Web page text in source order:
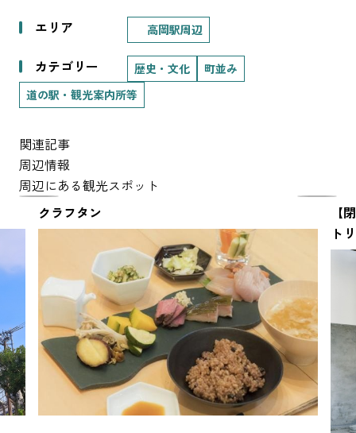
エリア 高岡駅周辺
カテゴリー 歴史・文化
町並み
道の駅・観光案内所等
関連記事
周辺情報
周辺にある観光スポット
クラフタン
【
ト